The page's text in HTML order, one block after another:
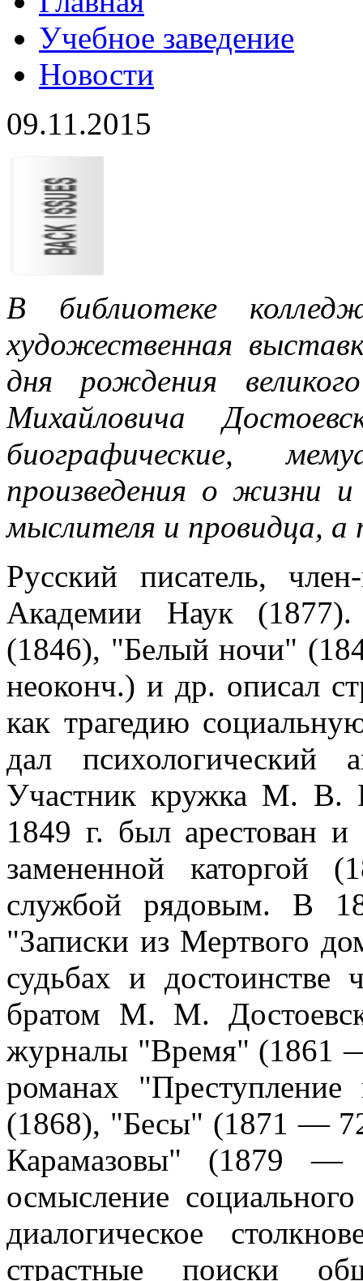
Учебное заведение
Новости
09.11.2015
В библиотеке
художественная
дня рождения
Михайловича
биографические,
произведения о жизни и
мыслителя и провидца,
Русский писатель,
Академии Наук
(1846), "Белый ночи"
неоконч.) и др. описал
как трагедию
дал психологический
Участник кружка М. В.
1849 г. был арестован
замененной
службой рядовым. В
"Записки из Мертвого
судьбах и достоинстве
братом М. М.
журналы "Время" (1861
романах
(1868), "Бесы" (1871 —
Карамазовы" (1879
осмысление
диалогическое
страстные поиски